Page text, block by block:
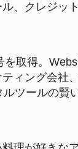
、クレジッ
取得。
ィング会社
ツールの賢